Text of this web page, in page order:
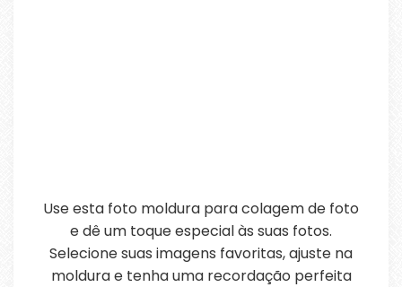
Use esta foto moldura para colagem de foto
e dê um toque especial às suas fotos.
Selecione suas imagens favoritas, ajuste na
moldura e tenha uma recordação perfeita